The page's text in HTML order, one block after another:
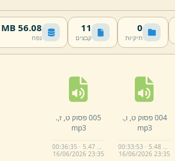
0
תיקיות
11
קבצים
56.08 MB
נפח
004 פסוק ט, ו,.
mp3
00:33:53 · 5.48 MB
16/06/2026 23:35
005 פסוק ט, ז,.
mp3
00:36:35 · 5.47 MB
16/06/2026 23:35